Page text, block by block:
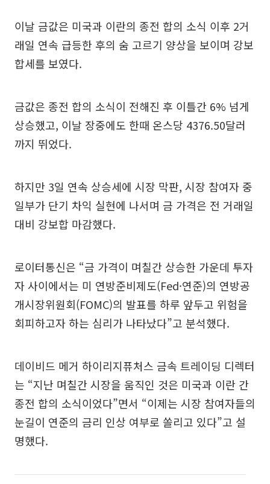
이날 금값은 미국과 이란의 종전 합의 소식 이후 2거
래일 연속 급등한 후의 숨 고르기 양상을 보이며 강보
합세를 보였다.
금값은 종전 합의 소식이 전해진 후 이틀간 6% 넘게
상승했고, 이날 장중에도 한때 온스당 4376.50달러
까지 뛰었다.
하지만 3일 연속 상승세에 시장 막판, 시장 참여자 중
일부가 단기 차익 실현에 나서며 금 가격은 전 거래일
대비 강보합 마감했다.
로이터통신은 “금 가격이 며칠간 상승한 가운데 투자
자 사이에서는 미 연방준비제도(Fed·연준)의 연방공
개시장위원회(FOMC)의 발표를 하루 앞두고 위험을
회피하고자 하는 심리가 나타났다”고 분석했다.
데이비드 메거 하이리지퓨처스 금속 트레이딩 디렉터
는 “지난 며칠간 시장을 움직인 것은 미국과 이란 간
종전 합의 소식이었다”면서 “이제는 시장 참여자들의
눈길이 연준의 금리 인상 여부로 쏠리고 있다”고 설
명했다.